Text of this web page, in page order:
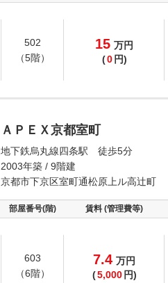
502
（5階）
15 万円
(0 円)
ＡＰＥＸ京都室町
地下鉄烏丸線四条駅 徒歩5分
2003年築 / 9階建
京都市下京区室町通松原上ル高辻町
部屋番号(階) 賃料 (管理費等)
603
（6階）
7.4 万円
(5,000 円)